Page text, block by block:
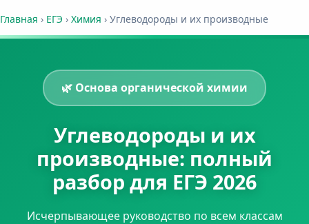
Главная › ЕГЭ › Химия › Углеводороды и их производные
🌿 Основа органической химии
Углеводороды и их
производные: полный
разбор для ЕГЭ 2026
Исчерпывающее руководство по всем классам